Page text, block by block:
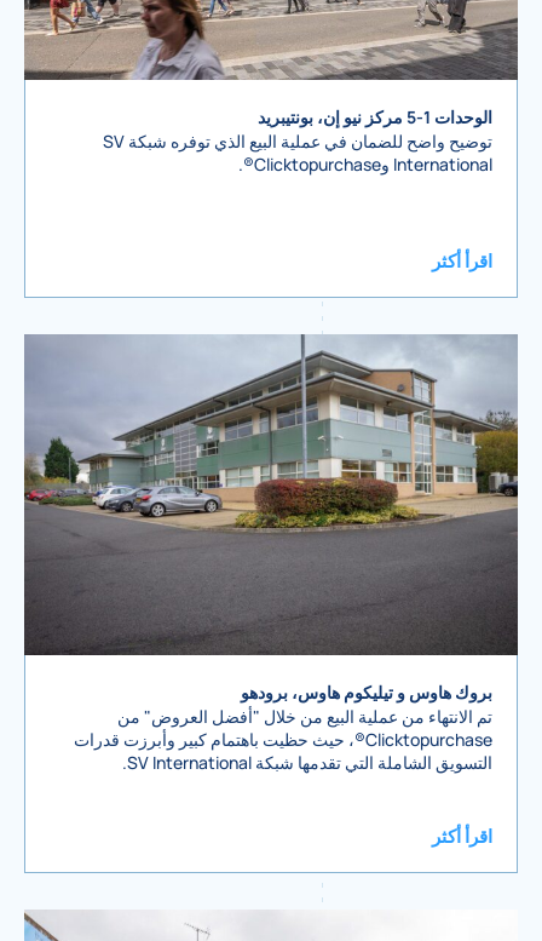
الوحدات 1-5 مركز نيو إن، بونتيبريد
توضيح واضح للضمان في عملية البيع الذي توفره شبكة SV
International وClicktopurchase®.
اقرأ أكثر
بروك هاوس و تيليكوم هاوس، برودهو
تم الانتهاء من عملية البيع من خلال "أفضل العروض" من
Clicktopurchase®، حيث حظيت باهتمام كبير وأبرزت قدرات
التسويق الشاملة التي تقدمها شبكة SV International.
اقرأ أكثر